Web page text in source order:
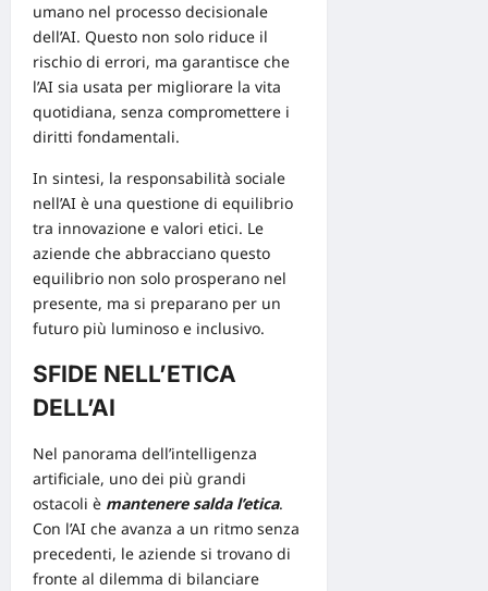
umano nel processo decisionale
dell’AI. Questo non solo riduce il
rischio di errori, ma garantisce che
l’AI sia usata per migliorare la vita
quotidiana, senza compromettere i
diritti fondamentali.
In sintesi, la responsabilità sociale
nell’AI è una questione di equilibrio
tra innovazione e valori etici. Le
aziende che abbracciano questo
equilibrio non solo prosperano nel
presente, ma si preparano per un
futuro più luminoso e inclusivo.
SFIDE NELL’ETICA
DELL’AI
Nel panorama dell’intelligenza
artificiale, uno dei più grandi
ostacoli è mantenere salda l’etica.
Con l’AI che avanza a un ritmo senza
precedenti, le aziende si trovano di
fronte al dilemma di bilanciare